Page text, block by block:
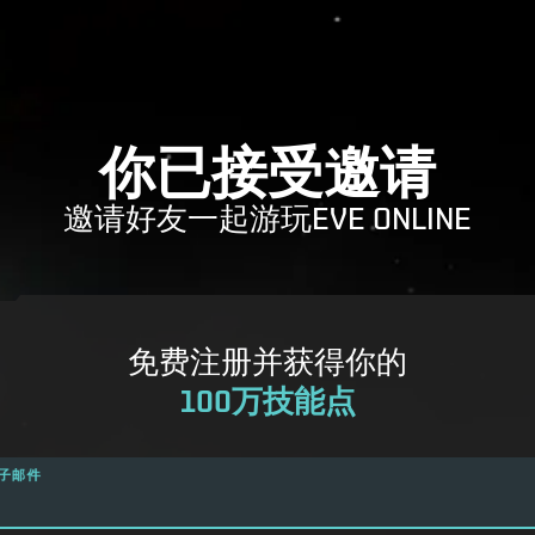
你已接受邀请
邀请好友一起游玩EVE ONLINE
免费注册并获得你的
100万技能点
邮件